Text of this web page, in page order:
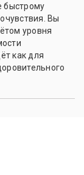
быстрому
Вы
уровня
как для